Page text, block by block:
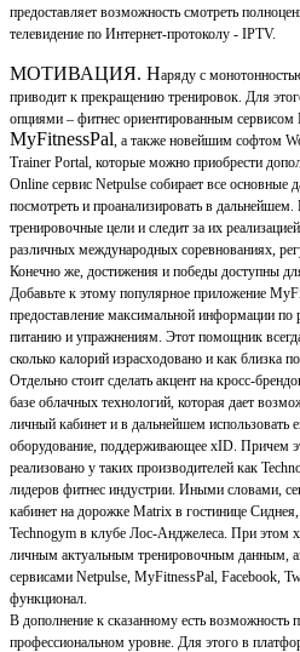
предоставляет возможность смотреть
телевидение по Интернет-протоколу - IPTV.
МОТИВАЦИЯ. Наряду с
приводит к прекращению тренировок. Для
опциями – фитнес ориентированным
MyFitnessPal, а также новейшим софтом
Trainer Portal, которые можно приобрести
Online сервис Netpulse собирает все
посмотреть и проанализировать в
тренировочные цели и следит за их
различных международных соревнованиях,
Конечно же, достижения и победы доступны
Добавьте к этому популярное приложение
предоставление максимальной информации по
питанию и упражнениям. Этот помощник
сколько калорий израсходовано и как близка
Отдельно стоит сделать акцент на кросс-
базе облачных технологий, которая дает
личный кабинет и в дальнейшем использовать
оборудование, поддерживающее xID. Причем
реализовано у таких производителей как
лидеров фитнес индустрии. Иными словами,
кабинет на дорожке Matrix в гостинице
Technogym в клубе Лос-Анджелеса. При этом
личным актуальным тренировочным данным,
сервисами Netpulse, MyFitnessPal, Facebook,
функционал.
В дополнение к сказанному есть возможность
профессиональном уровне. Для этого в